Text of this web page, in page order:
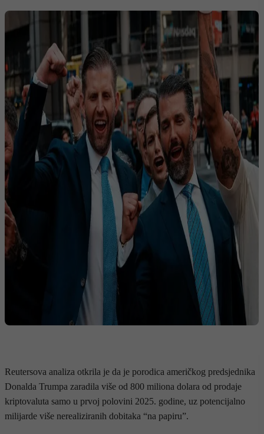
Reutersova analiza otkrila je da je porodica američkog predsjednika
Donalda Trumpa zaradila više od 800 miliona dolara od prodaje
kriptovaluta samo u prvoj polovini 2025. godine, uz potencijalno
milijarde više nerealiziranih dobitaka “na papiru”.